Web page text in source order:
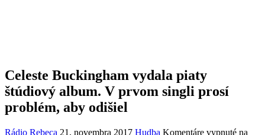
Celeste Buckingham vydala piaty
štúdiový album. V prvom singli prosí
problém, aby odišiel
Rádio Rebeca 21. novembra 2017 Hudba Komentáre vypnuté na